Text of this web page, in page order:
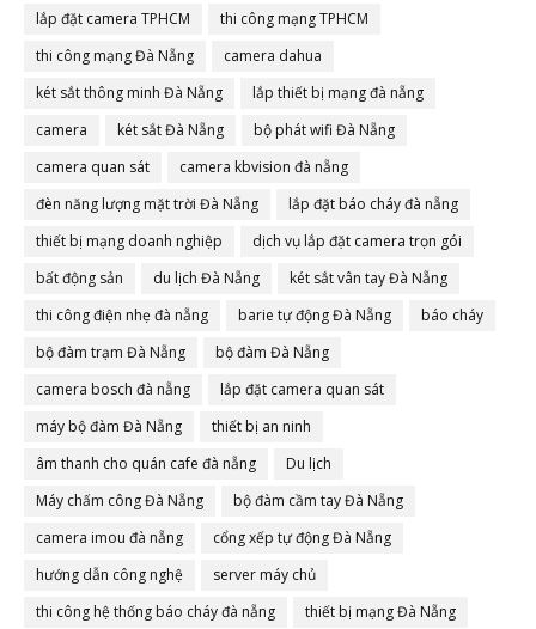
lắp đặt camera TPHCM
thi công mạng TPHCM
thi công mạng Đà Nẵng
camera dahua
két sắt thông minh Đà Nẵng
lắp thiết bị mạng đà nẵng
camera
két sắt Đà Nẵng
bộ phát wifi Đà Nẵng
camera quan sát
camera kbvision đà nẵng
đèn năng lượng mặt trời Đà Nẵng
lắp đặt báo cháy đà nẵng
thiết bị mạng doanh nghiệp
dịch vụ lắp đặt camera trọn gói
bất động sản
du lịch Đà Nẵng
két sắt vân tay Đà Nẵng
thi công điện nhẹ đà nẵng
barie tự động Đà Nẵng
báo cháy
bộ đàm trạm Đà Nẵng
bộ đàm Đà Nẵng
camera bosch đà nẵng
lắp đặt camera quan sát
máy bộ đàm Đà Nẵng
thiết bị an ninh
âm thanh cho quán cafe đà nẵng
Du lịch
Máy chấm công Đà Nẵng
bộ đàm cầm tay Đà Nẵng
camera imou đà nẵng
cổng xếp tự động Đà Nẵng
hướng dẫn công nghệ
server máy chủ
thi công hệ thống báo cháy đà nẵng
thiết bị mạng Đà Nẵng